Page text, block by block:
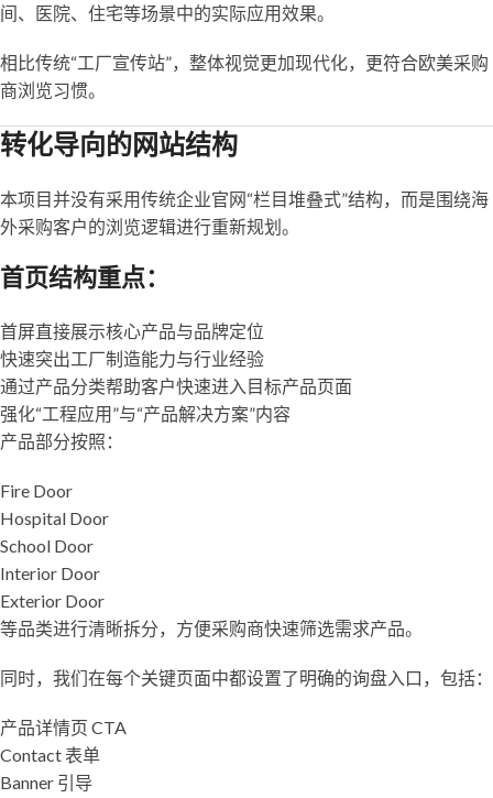
间、医院、住宅等场景中的实际应用效果。
相比传统“工厂宣传站”，整体视觉更加现代化，更符合欧美采购
商浏览习惯。
转化导向的网站结构
本项目并没有采用传统企业官网“栏目堆叠式”结构，而是围绕海
外采购客户的浏览逻辑进行重新规划。
首页结构重点：
首屏直接展示核心产品与品牌定位
快速突出工厂制造能力与行业经验
通过产品分类帮助客户快速进入目标产品页面
强化“工程应用”与“产品解决方案”内容
产品部分按照：
Fire Door
Hospital Door
School Door
Interior Door
Exterior Door
等品类进行清晰拆分，方便采购商快速筛选需求产品。
同时，我们在每个关键页面中都设置了明确的询盘入口，包括：
产品详情页 CTA
Contact 表单
Banner 引导